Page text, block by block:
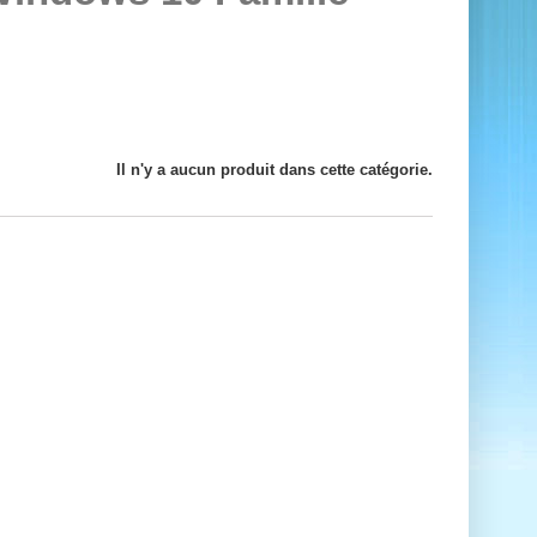
Il n'y a aucun produit dans cette catégorie.